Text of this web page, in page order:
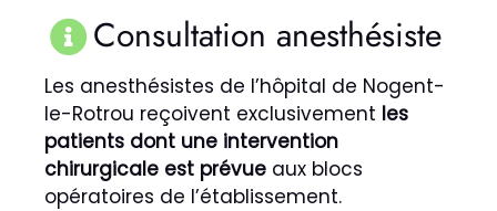
Consultation anesthésiste
Les anesthésistes de l’hôpital de Nogent-
le-Rotrou reçoivent exclusivement les
patients dont une intervention
chirurgicale est prévue aux blocs
opératoires de l’établissement.